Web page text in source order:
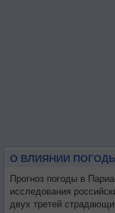
О ВЛИЯНИИ
Прогноз погоды в
исследования
двух третей